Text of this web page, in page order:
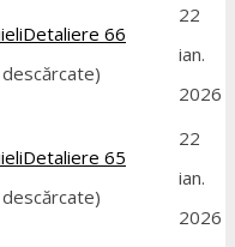
66
22
ian.
2026
65
22
ian.
2026